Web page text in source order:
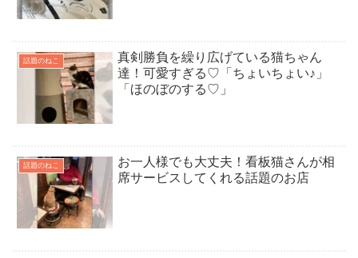
話題のねこ
真剣勝負を繰り広げている猫ちゃん
達！可愛すぎる♡「ちょいちょい♪」
「ほのぼのする♡」
話題のねこ
お一人様でも大丈夫！看板猫さんが相
席サービスしてくれる話題のお店